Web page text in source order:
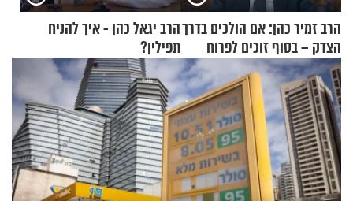
הרב זמיר כהן: אם הולכים בדרך
הצדק – בסוף זוכים לפרוח
הרב יגאל כהן - איך להניח
תפילין?